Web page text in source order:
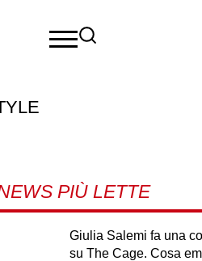
PIÙ LETTE
Giulia Salemi fa una
su The Cage. Cosa